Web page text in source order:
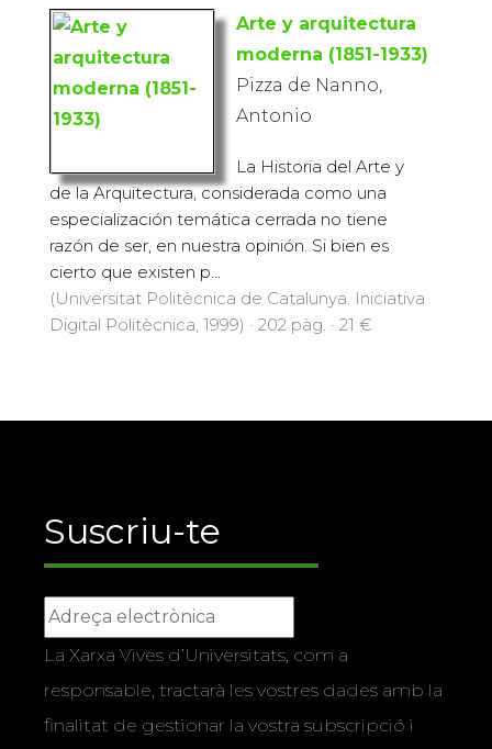
Arte y arquitectura
moderna (1851-1933)
Pizza de Nanno,
Antonio
La Historia del Arte y
de la Arquitectura, considerada como una
especialización temática cerrada no tiene
razón de ser, en nuestra opinión. Si bien es
cierto que existen p...
(Universitat Politècnica de Catalunya. Iniciativa
Digital Politècnica, 1999) · 202 pàg. · 21 €
Suscriu-te
La Xarxa Vives d’Universitats, com a
responsable, tractarà les vostres dades amb la
finalitat de gestionar la vostra subscripció i